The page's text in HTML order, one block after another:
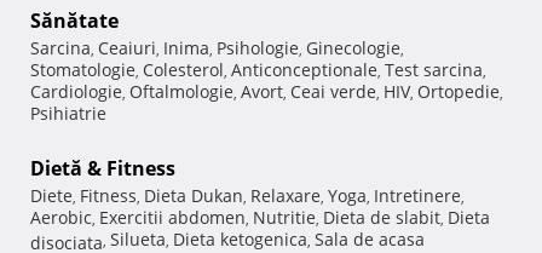
Sănătate
Sarcina, Ceaiuri, Inima, Psihologie, Ginecologie,
Stomatologie, Colesterol, Anticonceptionale, Test sarcina,
Cardiologie, Oftalmologie, Avort, Ceai verde, HIV, Ortopedie,
Psihiatrie
Dietă & Fitness
Diete, Fitness, Dieta Dukan, Relaxare, Yoga, Intretinere,
Aerobic, Exercitii abdomen, Nutritie, Dieta de slabit, Dieta
disociata, Silueta, Dieta ketogenica, Sala de acasa